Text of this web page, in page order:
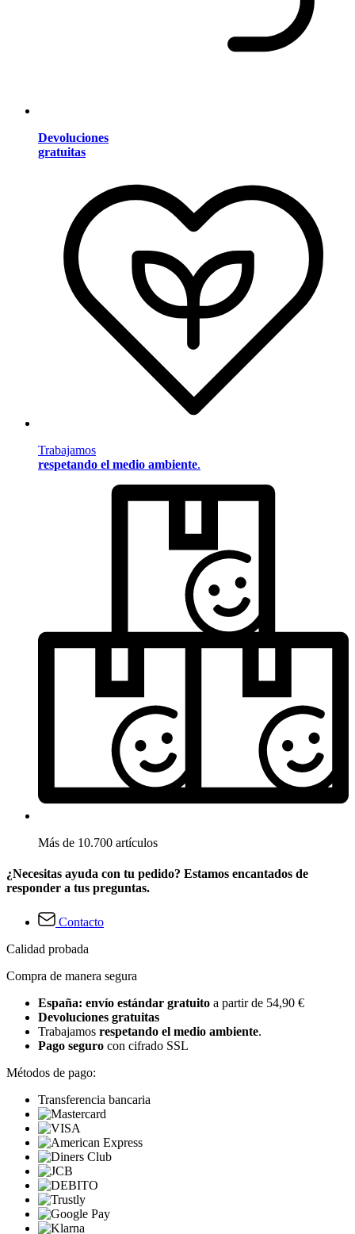
Devoluciones
gratuitas
Trabajamos
respetando el medio ambiente.
Más de 10.700 artículos
¿Necesitas ayuda con tu pedido? Estamos encantados de
responder a tus preguntas.
Contacto
Calidad probada
Compra de manera segura
España: envío estándar gratuito a partir de 54,90 €
Devoluciones gratuitas
Trabajamos respetando el medio ambiente.
Pago seguro con cifrado SSL
Métodos de pago:
Transferencia bancaria